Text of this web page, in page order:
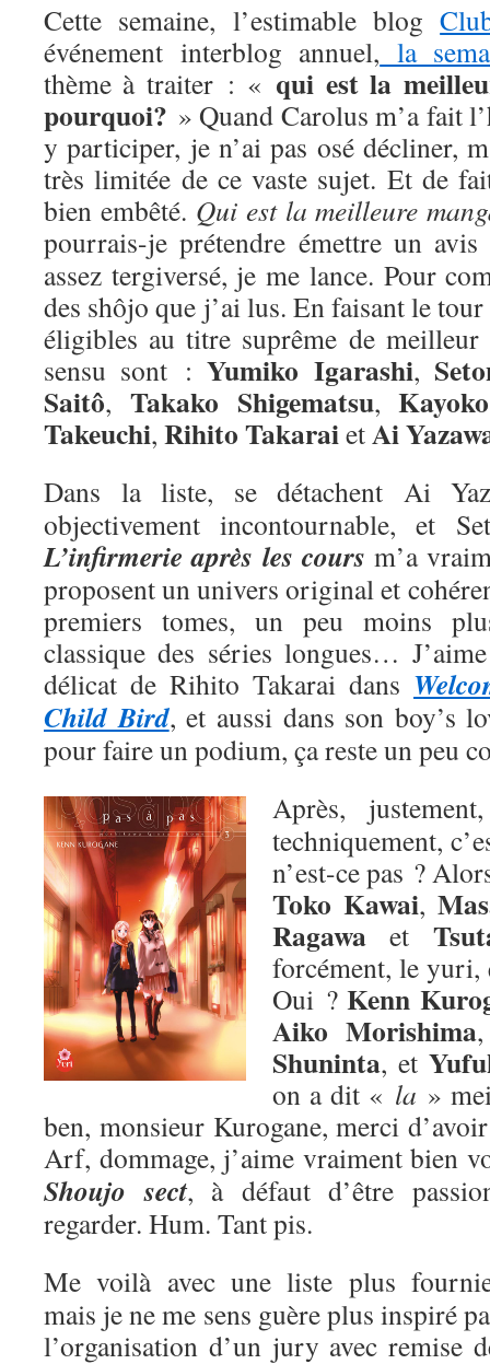
Cette semaine, l’estimable blog
événement interblog annuel, la
thème à traiter : « qui est la
pourquoi? » Quand Carolus m’a fait
y participer, je n’ai pas osé décliner,
très limitée de ce vaste sujet. Et de
bien embêté. Qui est la meilleure
pourrais-je prétendre émettre un
assez tergiversé, je me lance. Pour
des shôjo que j’ai lus. En faisant le tour
éligibles au titre suprême de
sensu sont :Yumiko Igarashi,
Saitô, Takako Shigematsu,Kayoko
Takeuchi, Rihito TakaraietAi
Dans la liste, se détachent Ai
objectivement incontournable, et
L’infirmerie après les cours m’a
proposent un univers original et
premiers tomes, un peu moins
classique des séries longues…
délicat de Rihito Takarai dans
Child Bird, et aussi dans son boy’s
pour faire un podium, ça reste un peu
Après,
techniquement,
n’est-ce pas ?
Toko Kawai,
Ragawa et
forcément, le yuri,
Oui ?Kenn
Aiko Morishima
Shuninta, et
on a dit « la »
ben, monsieur Kurogane, merci
Arf, dommage, j’aime vraiment bien
Shoujo sect, à défaut d’être
regarder. Hum. Tant pis.
Me voilà avec une liste plus
mais je ne me sens guère plus inspiré
l’organisation d’un jury avec remise